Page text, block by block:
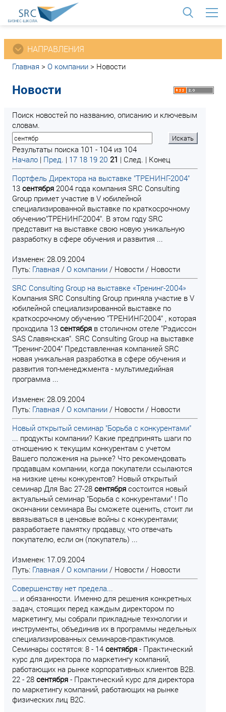
НАПРАВЛЕНИЯ
Главная > О компании > Новости
Новости
Поиск новостей по названию, описанию и ключевым
словам.
Результаты поиска 101 - 104 из 104
Начало | Пред. | 17 18 19 20 21 | След. | Конец
Портфель Директора на выставке "ТРЕНИНГ-2004"
13 сентября 2004 года компания SRC Consulting
Group примет участие в V юбилейной
специализированной выставке по краткосрочному
обучению"ТРЕНИНГ-2004". В этом году SRC
представит на выставке свою новую уникальную
разработку в сфере обучения и развития ...
Изменен: 28.09.2004
Путь: Главная / О компании / Новости / Новости
SRC Consulting Group на выставке «Тренинг-2004»
Компания SRC Consulting Group приняла участие в V
юбилейной специализированной выставке по
краткосрочному обучению "ТРЕНИНГ-2004" , которая
проходила 13 сентября в столичном отеле "Рэдиссон
SAS Славянская". SRC Consulting Group на выставке
"Тренинг-2004" Представленная компанией SRC
новая уникальная разработка в сфере обучения и
развития топ-менеджмента - мультимедийная
программа ...
Изменен: 28.09.2004
Путь: Главная / О компании / Новости / Новости
Новый открытый семинар "Борьба с конкурентами"
... продукты компании? Какие предпринять шаги по
отношению к текущим конкурентам с учетом
Вашего положения на рынке? Что рекомендовать
продавцам компании, когда покупатели ссылаются
на низкие цены конкурентов? Новый открытый
семинар Для Вас 27-28 сентября состоится новый
актуальный семинар "Борьба с конкурентами" ! По
окончании семинара Вы сможете оценить, стоит ли
ввязываться в ценовые войны с конкурентами;
разработаете памятку продавцу, что отвечать
покупателю, если он (покупатель) ...
Изменен: 17.09.2004
Путь: Главная / О компании / Новости / Новости
Совершенству нет предела...
... и обязанности. Именно для решения конкретных
задач, стоящих перед каждым директором по
маркетингу, мы собрали прикладные технологии и
инструменты, объединив их в программы недельных
специализированных семинаров-практикумов.
Семинары состятся: 8 - 14 сентября - Практический
курс для директора по маркетингу компаний,
работающих на рынке корпоративных клиентов B2B.
22 - 28 сентября - Практический курс для директора
по маркетингу компаний, работающих на рынке
физических лиц В2С.